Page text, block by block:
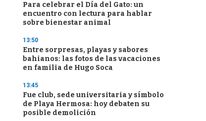
Para celebrar el Día del Gato: un
encuentro con lectura para hablar
sobre bienestar animal
13:50
Entre sorpresas, playas y sabores
bahianos: las fotos de las vacaciones
en familia de Hugo Soca
13:45
Fue club, sede universitaria y símbolo
de Playa Hermosa: hoy debaten su
posible demolición